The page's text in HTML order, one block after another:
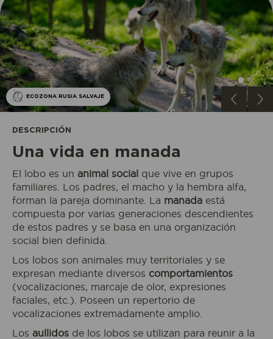
ECOZONA RUSIA SALVAJE
DESCRIPCIÓN
Una vida en manada
El lobo es un animal social que vive en grupos
familiares. Los padres, el macho y la hembra alfa,
forman la pareja dominante. La manada está
compuesta por varias generaciones descendientes
de estos padres y se basa en una organización
social bien definida.
Los lobos son animales muy territoriales y se
expresan mediante diversos comportamientos
(vocalizaciones, marcaje de olor, expresiones
faciales, etc.). Poseen un repertorio de
vocalizaciones extremadamente amplio.
Los aullidos de los lobos se utilizan para reunir a la